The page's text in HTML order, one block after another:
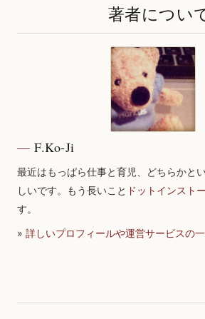
著者につい
F.Ko-Ji
最近はもっぱら仕事と育児、どちらかと
しいです。もう長いこと ドットインスト
す。
» 詳しいプロフィールや運営サービスの